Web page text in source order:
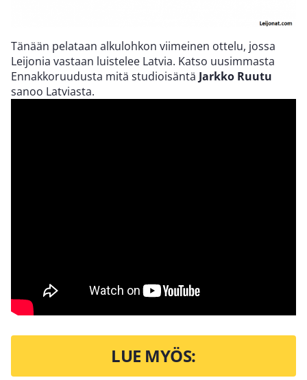
Tänään pelataan alkulohkon viimeinen ottelu, jossa
Leijonia vastaan luistelee Latvia. Katso uusimmasta
Ennakkoruudusta mitä studioisäntä Jarkko Ruutu
sanoo Latviasta.
LUE MYÖS: